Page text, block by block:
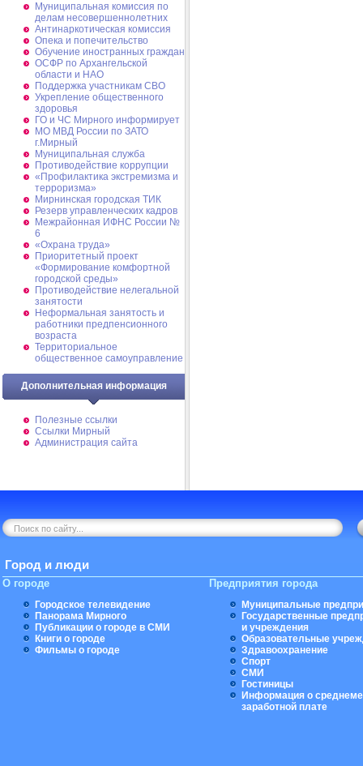
Муниципальная комиссия по
делам несовершеннолетних
Антинаркотическая комиссия
Опека и попечительство
Обучение иностранных граждан
ОСФР по Архангельской
области и НАО
Поддержка участникам СВО
Укрепление общественного
здоровья
ГО и ЧС Мирного информирует
МО МВД России по ЗАТО
г.Мирный
Муниципальная cлужба
Противодействие коррупции
«Профилактика экстремизма и
терроризма»
Мирнинская городская ТИК
Резерв управленческих кадров
Межрайонная ИФНС России №
6
«Охрана труда»
Приоритетный проект
«Формирование комфортной
городской среды»
Противодействие нелегальной
занятости
Неформальная занятость и
работники предпенсионного
возраста
Территориальное
общественное самоуправление
Дополнительная информация
Полезные ссылки
Ссылки Мирный
Администрация сайта
Город и люди
О городе
Городское телевидение
Панорама Мирного
Публикации о городе в СМИ
Книги о городе
Фильмы о городе
Предприятия города
Муниципальные
Государственные
и учреждения
Образовательные
Здравоохранение
Спорт
СМИ
Гостиницы
Информация о
заработной плате